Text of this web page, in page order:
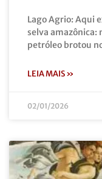
Lago Agrio: Aqui
selva amazônica:
petróleo brotou
LEIA MAIS »
02/01/2026